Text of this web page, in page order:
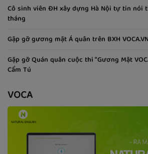
Cô sinh viên ĐH xây dựng Hà Nội tự tin nói
tháng
Gặp gỡ gương mặt Á quân trên BXH
Gặp gỡ Quán quân cuộc thi “Gương Mặt
Cẩm Tú
VOCA